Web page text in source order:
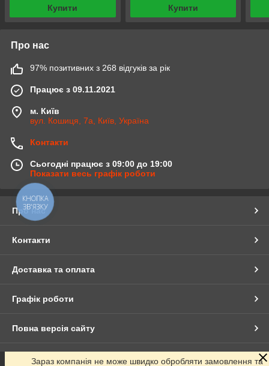
Купити Купити
Про нас
97% позитивних з 268 відгуків за рік
Працює з 09.11.2021
м. Київ
вул. Кошиця, 7а, Київ, Україна
Контакти
Сьогодні працює з 09:00 до 19:00
Показати весь графік роботи
Про нас
Контакти
Доставка та оплата
Графік роботи
Повна версія сайту
Сайт створено на маркетплейсіProm.ua
Зараз компанія не може швидко обробляти замовлення та
КНОПКА
ЗВ'ЯЗКУ